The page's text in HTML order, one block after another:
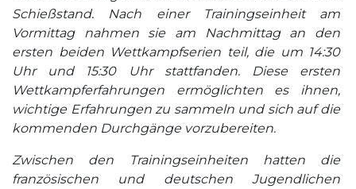
Schießstand. Nach einer Trainingseinheit am
Vormittag nahmen sie am Nachmittag an den
ersten beiden Wettkampfserien teil, die um 14:30
Uhr und 15:30 Uhr stattfanden. Diese ersten
Wettkampferfahrungen ermöglichten es ihnen,
wichtige Erfahrungen zu sammeln und sich auf die
kommenden Durchgänge vorzubereiten.
Zwischen den Trainingseinheiten hatten die
französischen und deutschen Jugendlichen